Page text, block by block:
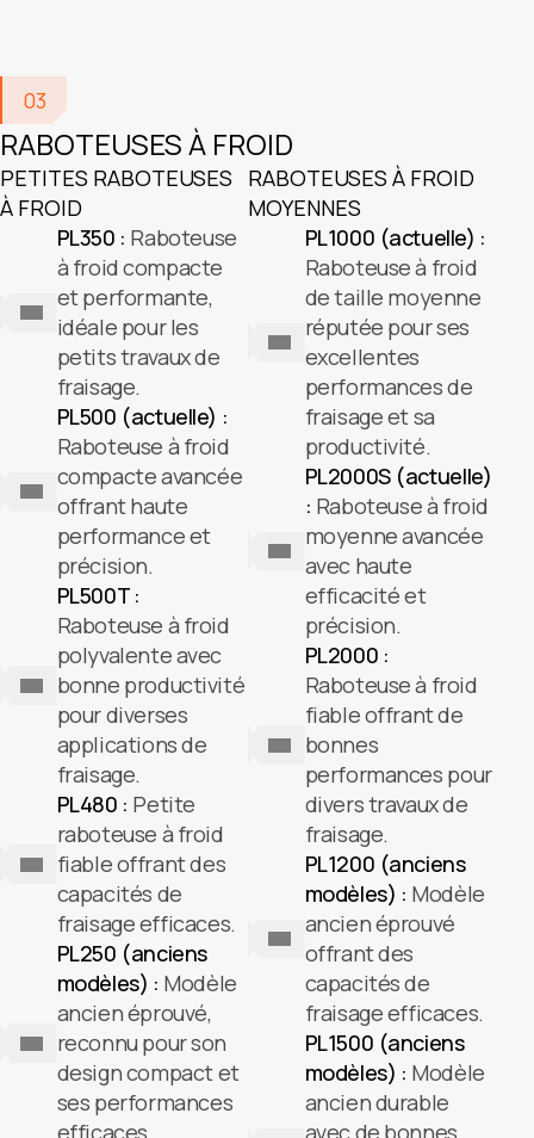
03
RABOTEUSES À FROID
PETITES RABOTEUSES
À FROID
PL350 : Raboteuse
à froid compacte
et performante,
idéale pour les
petits travaux de
fraisage.
PL500 (actuelle) :
Raboteuse à froid
compacte avancée
offrant haute
performance et
précision.
PL500T :
Raboteuse à froid
polyvalente avec
bonne productivité
pour diverses
applications de
fraisage.
PL480 : Petite
raboteuse à froid
fiable offrant des
capacités de
fraisage efficaces.
PL250 (anciens
modèles) : Modèle
ancien éprouvé,
reconnu pour son
design compact et
ses performances
efficaces.
RABOTEUSES À FROID
MOYENNES
PL1000 (actuelle) :
Raboteuse à froid
de taille moyenne
réputée pour ses
excellentes
performances de
fraisage et sa
productivité.
PL2000S (actuelle)
: Raboteuse à froid
moyenne avancée
avec haute
efficacité et
précision.
PL2000 :
Raboteuse à froid
fiable offrant de
bonnes
performances pour
divers travaux de
fraisage.
PL1200 (anciens
modèles) : Modèle
ancien éprouvé
offrant des
capacités de
fraisage efficaces.
PL1500 (anciens
modèles) : Modèle
ancien durable
avec de bonnes